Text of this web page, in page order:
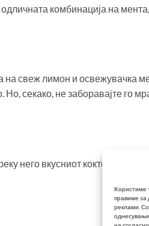
Kористиме
правиме за
реклами.
комбинација на мента,
на свеж лимон и освежувачка
Но, секако, не заборавајте го
него вкусниот коктел,